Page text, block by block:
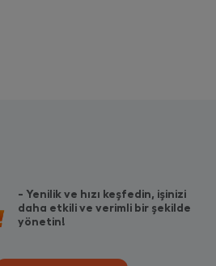
- Yenilik ve hızı keşfedin, işinizi
daha etkili ve verimli bir şekilde
yönetin!